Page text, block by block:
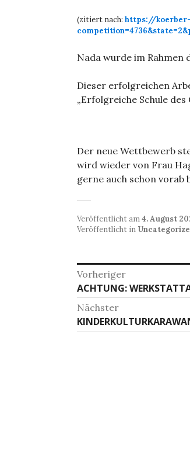
(zitiert nach: https://
Nada wurde im
Dieser erfolgreichen
„Erfolgreiche Schule
Der neue Wettbewerb
wird wieder von Frau
gerne auch schon vorab
Veröffentlicht am4. August
Veröffentlicht in
Vorheriger
Vorheriger
Beitrag:
ACHTUNG:
Nächster
Nächster
Beitrag: